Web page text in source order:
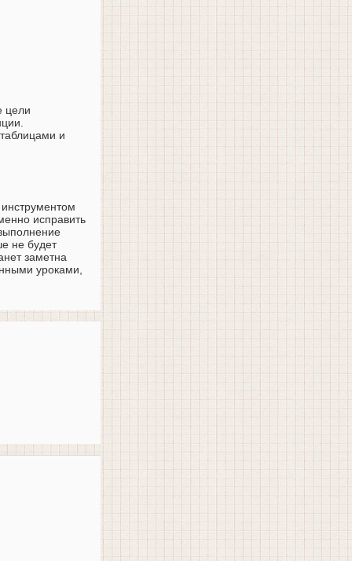
цели
и
исправить
не будет
заметна
уроками,